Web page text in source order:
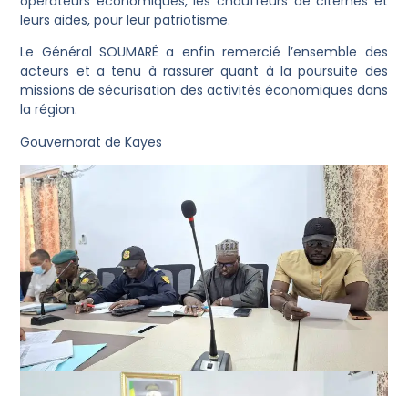
leurs aides, pour leur patriotisme.
Le Général SOUMARÉ a enfin remercié l’ensemble des
acteurs et a tenu à rassurer quant à la poursuite des
missions de sécurisation des activités économiques dans
la région.
Gouvernorat de Kayes